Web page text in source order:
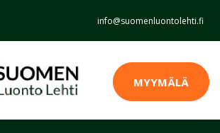
info@suomenluontolehti.fi
MYYMÄLÄ